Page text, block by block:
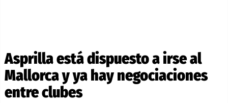
Asprilla está dispuesto a irse al
Mallorca y ya hay negociaciones
entre clubes